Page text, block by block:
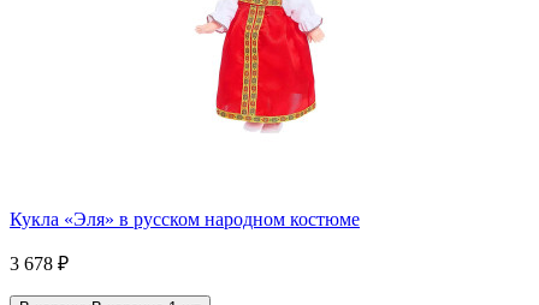
Кукла «Эля» в русском народном костюме
3 678 ₽